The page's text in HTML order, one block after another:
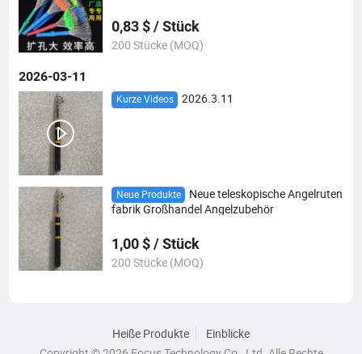
0,83 $ / Stück
200 Stücke (MOQ)
2026-03-11
Kurze Videos 2026.3.11
Neue Produkte
Neue teleskopische Angelruten
fabrik Großhandel Angelzubehör
1,00 $ / Stück
200 Stücke (MOQ)
Heiße Produkte
Einblicke